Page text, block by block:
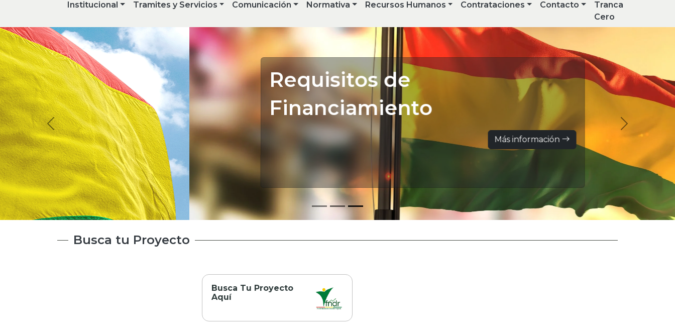
Institucional Tramites y Servicios Comunicación Normativa Recursos Humanos Contrataciones Contacto
Tranca
Cero
Requisitos de
Financiamiento
Más información
Busca tu Proyecto
Busca Tu Proyecto
Aquí